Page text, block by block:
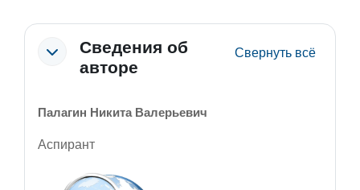
Section outline
Сведения об
авторе
Свернуть всё
Палагин Никита Валерьевич
Аспирант